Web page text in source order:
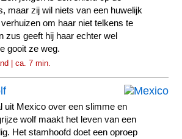
maar zij wil niets van een huwelijk
om haar niet telkens te
zus geeft hij haar echter wel
gooit ze weg.
| ca. 7 min.
uit Mexico over een slimme en
wolf maakt het leven van een
Het stamhoofd doet een oproep